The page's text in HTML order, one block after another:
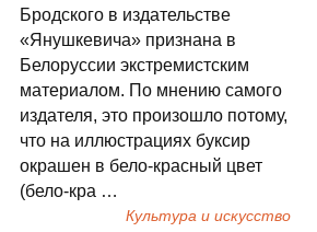
Бродского в издательстве
«Янушкевича» признана в
Белоруссии экстремистским
материалом. По мнению самого
издателя, это произошло потому,
что на иллюстрациях буксир
окрашен в бело-красный цвет
(бело-кра …
Культура и искусство